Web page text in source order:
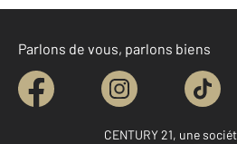
Parlons de vous, parlons biens
CENTURY 21, une